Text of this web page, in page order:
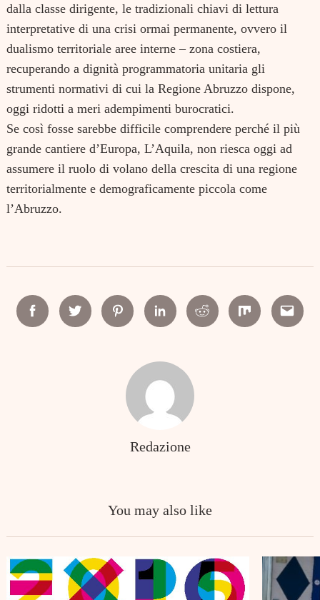
dalla classe dirigente, le tradizionali chiavi di lettura
interpretative di una crisi ormai permanente, ovvero il
dualismo territoriale aree interne – zona costiera,
recuperando a dignità programmatoria unitaria gli
strumenti normativi di cui la Regione Abruzzo dispone,
oggi ridotti a meri adempimenti burocratici.
Se così fosse sarebbe difficile comprendere perché il più
grande cantiere d’Europa, L’Aquila, non riesca oggi ad
assumere il ruolo di volano della crescita di una regione
territorialmente e demograficamente piccola come
l’Abruzzo.
FacebookTwitter PinterestLinkedinReddit Mix Email
Redazione
You may also like